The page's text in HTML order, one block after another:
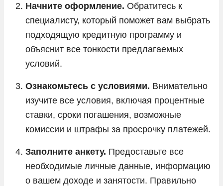
Начните оформление. Обратитесь к
специалисту, который поможет вам выбрать
подходящую кредитную программу и
объяснит все тонкости предлагаемых
условий.
Ознакомьтесь с условиями. Внимательно
изучите все условия, включая процентные
ставки, сроки погашения, возможные
комиссии и штрафы за просрочку платежей.
Заполните анкету. Предоставьте все
необходимые личные данные, информацию
о вашем доходе и занятости. Правильно